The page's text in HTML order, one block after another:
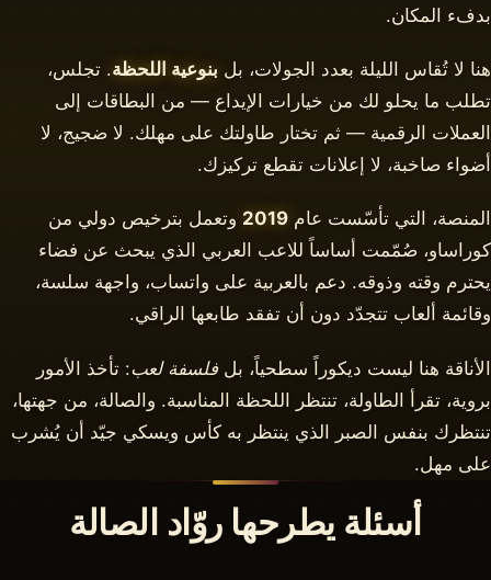
بدفء المكان.
هنا لا تُقاس الليلة بعدد الجولات، بل بنوعية اللحظة. تجلس،
تطلب ما يحلو لك من خيارات الإيداع — من البطاقات إلى
العملات الرقمية — ثم تختار طاولتك على مهلك. لا ضجيج، لا
أضواء صاخبة، لا إعلانات تقطع تركيزك.
المنصة، التي تأسّست عام 2019 وتعمل بترخيص دولي من
كوراساو، صُمّمت أساساً للاعب العربي الذي يبحث عن فضاء
يحترم وقته وذوقه. دعم بالعربية على واتساب، واجهة سلسة،
وقائمة ألعاب تتجدّد دون أن تفقد طابعها الراقي.
الأناقة هنا ليست ديكوراً سطحياً، بلفلسفة لعب: تأخذ الأمور
بروية، تقرأ الطاولة، تنتظر اللحظة المناسبة. والصالة، من جهتها،
تنتظرك بنفس الصبر الذي ينتظر به كأس ويسكي جيّد أن يُشرب
على مهل.
أسئلة يطرحها روّاد الصالة